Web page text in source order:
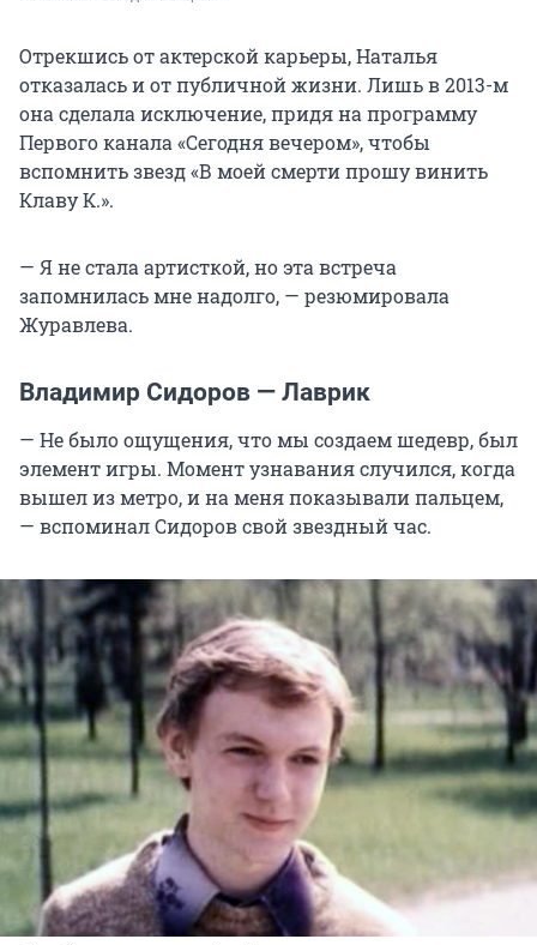
Отрекшись от актерской карьеры, Наталья
отказалась и от публичной жизни. Лишь в 2013-м
она сделала исключение, придя на программу
Первого канала «Сегодня вечером», чтобы
вспомнить звезд «В моей смерти прошу винить
Клаву К.».
— Я не стала артисткой, но эта встреча
запомнилась мне надолго, — резюмировала
Журавлева.
Владимир Сидоров — Лаврик
— Не было ощущения, что мы создаем шедевр, был
элемент игры. Момент узнавания случился, когда
вышел из метро, и на меня показывали пальцем,
— вспоминал Сидоров свой звездный час.